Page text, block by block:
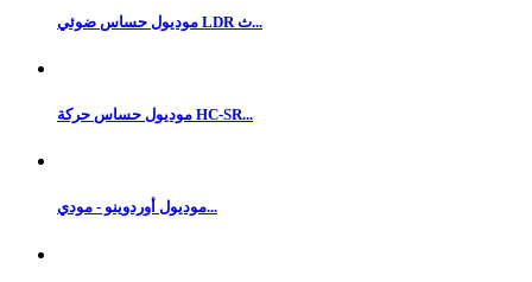
موديول حساس ضوئي LDR ث...
موديول حساس حركة HC-SR...
موديول أوردوينو - مودي...